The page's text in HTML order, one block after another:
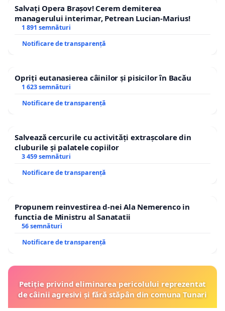
Salvați Opera Brașov! Cerem demiterea
managerului interimar, Petrean Lucian-Marius!
1 891 semnături
Notificare de transparență
Opriți eutanasierea câinilor și pisicilor în Bacău
1 623 semnături
Notificare de transparență
Salvează cercurile cu activități extrașcolare din
cluburile și palatele copiilor
3 459 semnături
Notificare de transparență
Propunem reinvestirea d-nei Ala Nemerenco in
functia de Ministru al Sanatatii
56 semnături
Notificare de transparență
Petiție privind eliminarea pericolului reprezentat
de câinii agresivi și fără stăpân din comuna Tunari